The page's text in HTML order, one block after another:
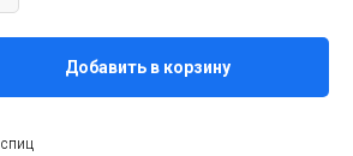
Добавить в корзину
спиц